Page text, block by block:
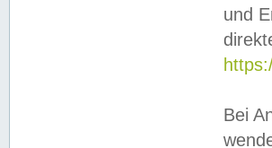
und
Bei